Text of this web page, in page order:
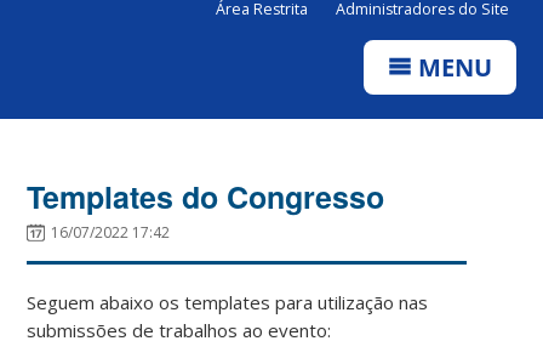
Área Restrita Administradores do Site
MENU
Templates do Congresso
16/07/2022 17:42
Seguem abaixo os templates para utilização nas
submissões de trabalhos ao evento: